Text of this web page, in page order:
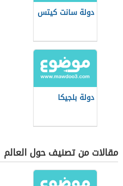
دولة سانت كيتس
دولة بلجيكا
مقالات من تصنيف حول العالم